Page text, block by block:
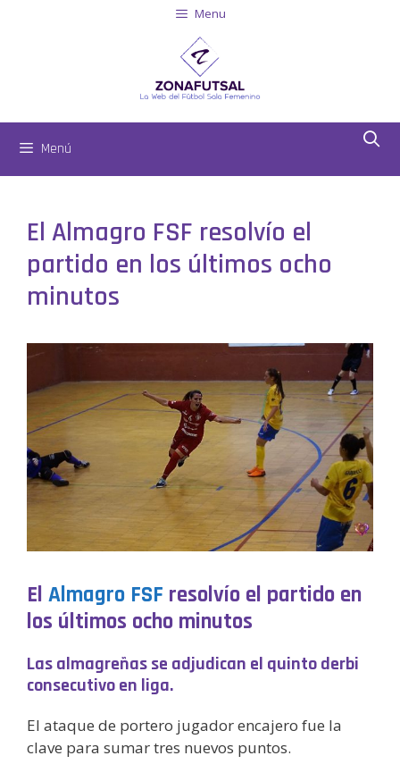
Menu
Menú
El Almagro FSF resolvío el
partido en los últimos ocho
minutos
El Almagro FSF resolvío el partido en
los últimos ocho minutos
Las almagreñas se adjudican el quinto derbi
consecutivo en liga.
El ataque de portero jugador encajero fue la
clave para sumar tres nuevos puntos.